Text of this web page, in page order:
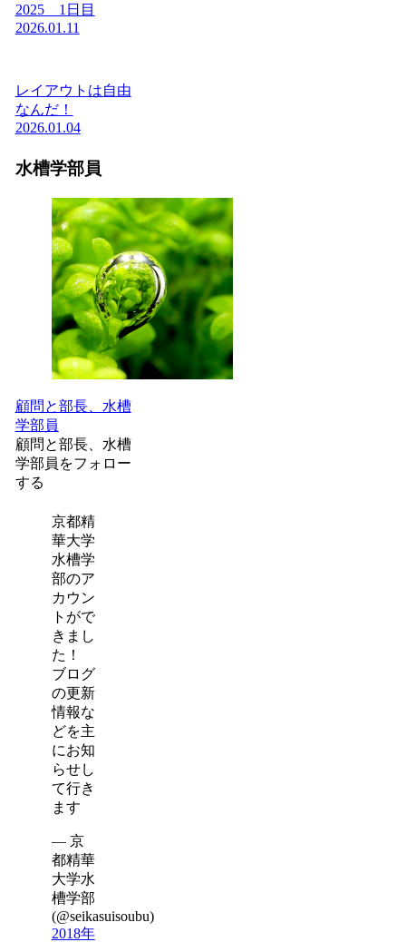
2025 1日目
2026.01.11
レイアウトは自由
なんだ！
2026.01.04
水槽学部員
顧問と部長、水槽
学部員
顧問と部長、水槽
学部員をフォロー
する
京都精
華大学
水槽学
部のア
カウン
トがで
きまし
た！
ブログ
の更新
情報な
どを主
にお知
らせし
て行き
ます
— 京
都精華
大学水
槽学部
(@seikasuisoubu)
2018年